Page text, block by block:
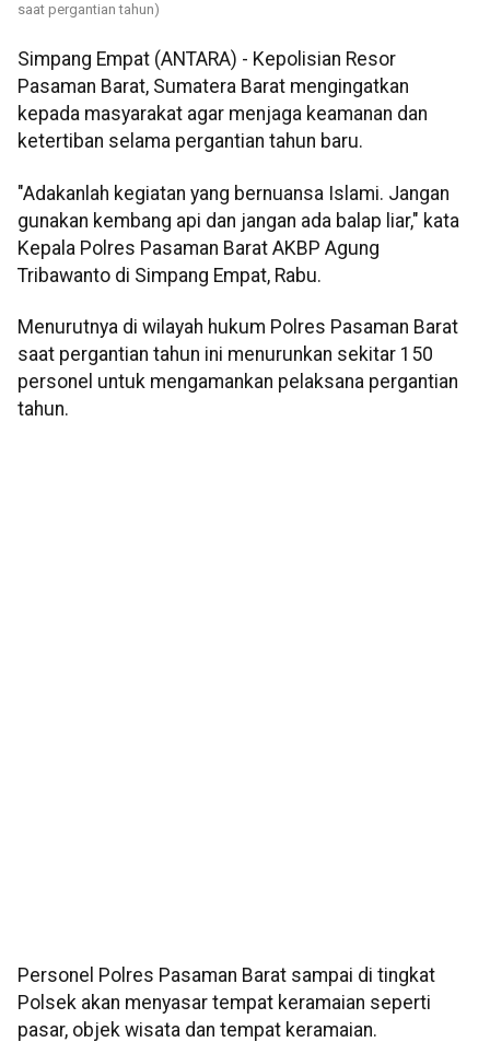
saat pergantian tahun)
Simpang Empat (ANTARA) - Kepolisian Resor
Pasaman Barat, Sumatera Barat mengingatkan
kepada masyarakat agar menjaga keamanan dan
ketertiban selama pergantian tahun baru.
"Adakanlah kegiatan yang bernuansa Islami. Jangan
gunakan kembang api dan jangan ada balap liar," kata
Kepala Polres Pasaman Barat AKBP Agung
Tribawanto di Simpang Empat, Rabu.
Menurutnya di wilayah hukum Polres Pasaman Barat
saat pergantian tahun ini menurunkan sekitar 150
personel untuk mengamankan pelaksana pergantian
tahun.
Personel Polres Pasaman Barat sampai di tingkat
Polsek akan menyasar tempat keramaian seperti
pasar, objek wisata dan tempat keramaian.